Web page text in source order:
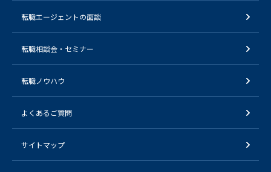
転職エージェントの面談
転職相談会・セミナー
転職ノウハウ
よくあるご質問
サイトマップ